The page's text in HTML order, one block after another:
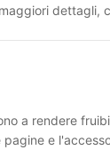
dettagli,
a rendere
e
while loading